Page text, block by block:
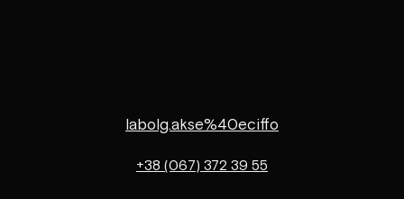
labolg.akse%40eciffo
+38 (067) 372 39 55